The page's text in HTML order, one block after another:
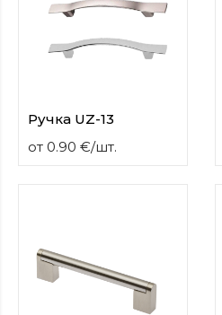
Ручка UZ-13
от 0.90 €/шт.